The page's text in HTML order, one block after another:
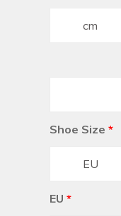
Shoe Size *
EU *